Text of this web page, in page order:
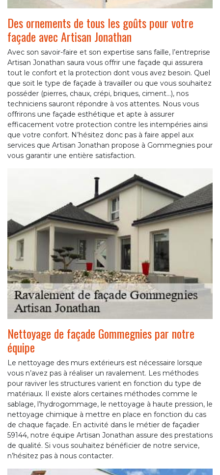
Des ornements de tous les goûts pour votre
façade avec Artisan Jonathan
Avec son savoir-faire et son expertise sans faille, l’entreprise
Artisan Jonathan saura vous offrir une façade qui assurera
tout le confort et la protection dont vous avez besoin. Quel
que soit le type de façade à travailler ou que vous souhaitez
posséder (pierres, chaux, crépi, briques, ciment…), nos
techniciens sauront répondre à vos attentes. Nous vous
offrirons une façade esthétique et apte à assurer
efficacement votre protection contre les intempéries ainsi
que votre confort. N’hésitez donc pas à faire appel aux
services que Artisan Jonathan propose à Gommegnies pour
vous garantir une entière satisfaction.
Nettoyage de façade Gommegnies par notre
équipe
Le nettoyage des murs extérieurs est nécessaire lorsque
vous n’avez pas à réaliser un ravalement. Les méthodes
pour raviver les structures varient en fonction du type de
matériaux. Il existe alors certaines méthodes comme le
sablage, l’hydrogommage, le nettoyage à haute pression, le
nettoyage chimique à mettre en place en fonction du cas
de chaque façade. En activité dans le métier de façadier
59144, notre équipe Artisan Jonathan assure des prestations
de qualité. Si vous souhaitez bénéficier de notre service,
n’hésitez pas à nous contacter.